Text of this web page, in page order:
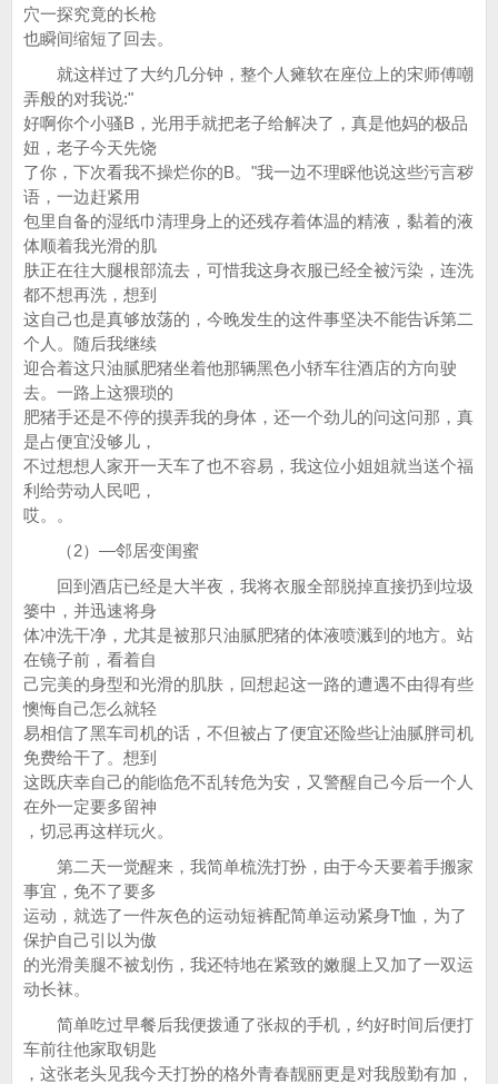
穴一探究竟的长枪
也瞬间缩短了回去。
就这样过了大约几分钟，整个人瘫软在座位上的宋师傅嘲
弄般的对我说:"
好啊你个小骚B，光用手就把老子给解决了，真是他妈的极品
妞，老子今天先饶
了你，下次看我不操烂你的B。"我一边不理睬他说这些污言秽
语，一边赶紧用
包里自备的湿纸巾清理身上的还残存着体温的精液，黏着的液
体顺着我光滑的肌
肤正在往大腿根部流去，可惜我这身衣服已经全被污染，连洗
都不想再洗，想到
这自己也是真够放荡的，今晚发生的这件事坚决不能告诉第二
个人。随后我继续
迎合着这只油腻肥猪坐着他那辆黑色小轿车往酒店的方向驶
去。一路上这猥琐的
肥猪手还是不停的摸弄我的身体，还一个劲儿的问这问那，真
是占便宜没够儿，
不过想想人家开一天车了也不容易，我这位小姐姐就当送个福
利给劳动人民吧，
哎。。
（2）—邻居变闺蜜
回到酒店已经是大半夜，我将衣服全部脱掉直接扔到垃圾
篓中，并迅速将身
体冲洗干净，尤其是被那只油腻肥猪的体液喷溅到的地方。站
在镜子前，看着自
己完美的身型和光滑的肌肤，回想起这一路的遭遇不由得有些
懊悔自己怎么就轻
易相信了黑车司机的话，不但被占了便宜还险些让油腻胖司机
免费给干了。想到
这既庆幸自己的能临危不乱转危为安，又警醒自己今后一个人
在外一定要多留神
，切忌再这样玩火。
第二天一觉醒来，我简单梳洗打扮，由于今天要着手搬家
事宜，免不了要多
运动，就选了一件灰色的运动短裤配简单运动紧身T恤，为了
保护自己引以为傲
的光滑美腿不被划伤，我还特地在紧致的嫩腿上又加了一双运
动长袜。
简单吃过早餐后我便拨通了张叔的手机，约好时间后便打
车前往他家取钥匙
，这张老头见我今天打扮的格外青春靓丽更是对我殷勤有加，